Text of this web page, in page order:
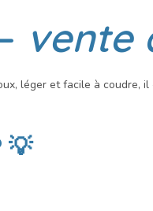
vente
léger et facile à coudre,
💡